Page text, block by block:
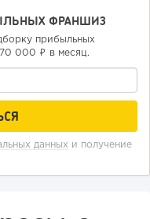
метро»: куда в
ФРАНШИЗ
прибыльных
000 ₽ в месяц.
данных и получение